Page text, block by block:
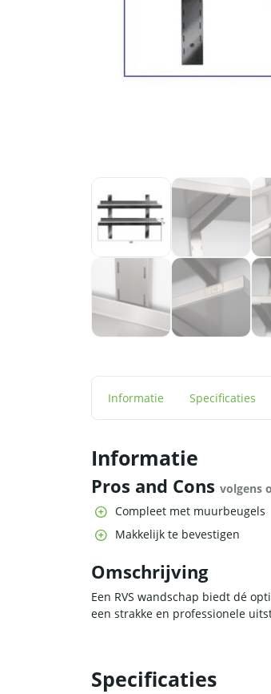
Informatie Specificaties
Informatie
Pros and Cons volgens
Compleet met muurbeugels
Makkelijk te bevestigen
Omschrijving
Een RVS wandschap biedt dé
een strakke en professionele
Specificaties